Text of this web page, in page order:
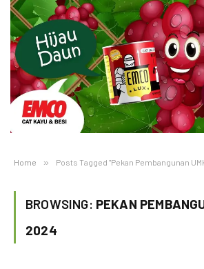
Home » Posts Tagged "Pekan Pembangunan
BROWSING: PEKAN
2024